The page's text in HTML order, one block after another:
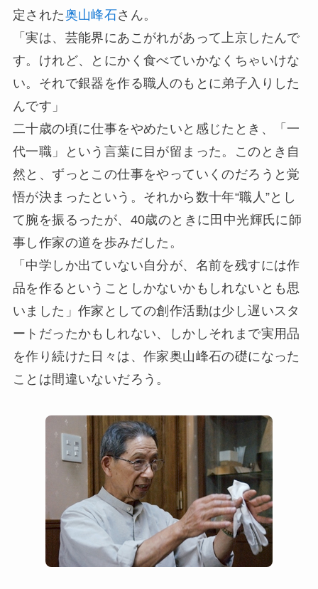
定された奥山峰石さん。
「実は、芸能界にあこがれがあって上京したんで
す。けれど、とにかく食べていかなくちゃいけな
い。それで銀器を作る職人のもとに弟子入りした
んです」
二十歳の頃に仕事をやめたいと感じたとき、「一
代一職」という言葉に目が留まった。このとき自
然と、ずっとこの仕事をやっていくのだろうと覚
悟が決まったという。それから数十年“職人”とし
て腕を振るったが、40歳のときに田中光輝氏に師
事し作家の道を歩みだした。
「中学しか出ていない自分が、名前を残すには作
品を作るということしかないかもしれないとも思
いました」作家としての創作活動は少し遅いスタ
ートだったかもしれない、しかしそれまで実用品
を作り続けた日々は、作家奥山峰石の礎になった
ことは間違いないだろう。